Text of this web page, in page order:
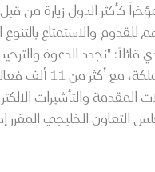
والاستمتاع بالتنوع
قائلاً: "نجدد الدعوة
فعاليات وأنشطة
والتأشيرات
الخليجي المقرر